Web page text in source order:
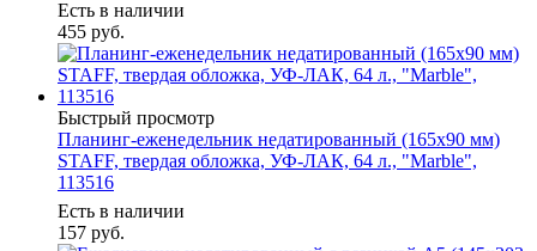
Есть в наличии
455 руб.
Быстрый просмотр
Планинг-еженедельник недатированный (165х90 мм)
STAFF, твердая обложка, УФ-ЛАК, 64 л., "Marble",
113516
Есть в наличии
157 руб.